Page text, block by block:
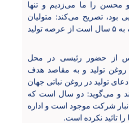
محسن را ما می‌زدیم و تنها
بود، تصریح می‌کند: متولیان
کاری کردند که نزدیک به ۵ سال است از عرصه تولید
پس از حضور رئیسی در محل
شاید ۴۰ تن روغن تولید و به مقاصد هدف
تولید در روغن نباتی جهان
و می‌گوید: دو سال است که
شرکت موجود است و اداره
تائید نکرده است.